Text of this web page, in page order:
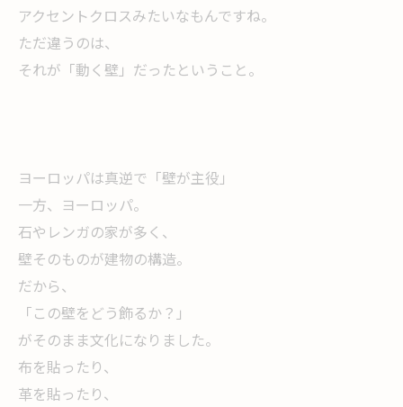
アクセントクロスみたいなもんですね。
ただ違うのは、
それが「動く壁」だったということ。
ヨーロッパは真逆で「壁が主役」
一方、ヨーロッパ。
石やレンガの家が多く、
壁そのものが建物の構造。
だから、
「この壁をどう飾るか？」
がそのまま文化になりました。
布を貼ったり、
革を貼ったり、